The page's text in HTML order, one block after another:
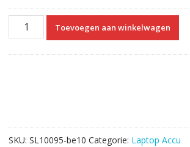
Originele
Toevoegen aan winkelwagen
SKU: SL10095-be10 Categorie: Laptop Accu